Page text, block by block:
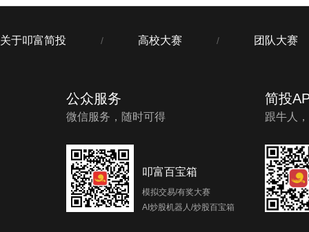
关于叩富简投 / 高校大赛 / 团队大赛
公众服务
微信服务，随时可得
叩富百宝箱
模拟交易/有奖大赛
AI炒股机器人/炒股百宝箱
简投
跟牛人